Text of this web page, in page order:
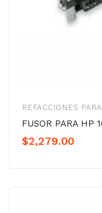
REFACCIONES
FUSOR PARA HP
$2,279.00